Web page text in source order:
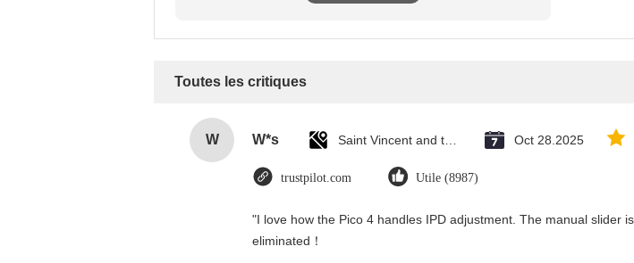
Toutes les critiques
W W*s Oct 28.2025
trustpilot.com Utile (8987)
"I love how the Pico 4 handles IPD adjustment. The manual slider
eliminated！